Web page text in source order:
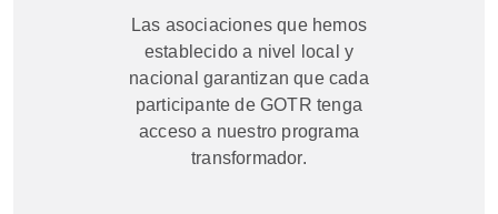
Las asociaciones que hemos
establecido a nivel local y
nacional garantizan que cada
participante de GOTR tenga
acceso a nuestro programa
transformador.